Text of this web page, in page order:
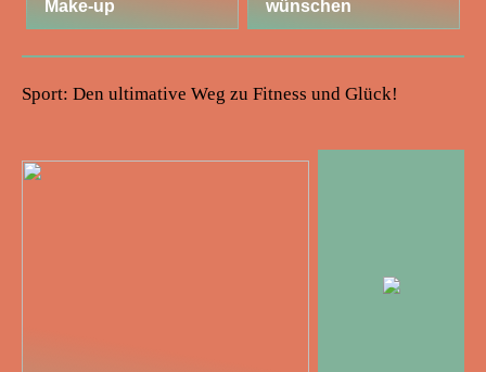
Make-up
wünschen
Sport: Den ultimative Weg zu Fitness und Glück!